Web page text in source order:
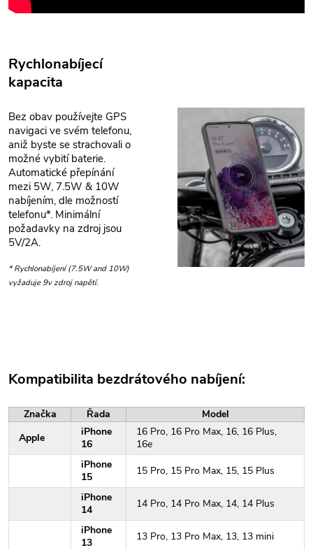
Rychlonabíjecí
kapacita
Bez obav používejte GPS
navigaci ve svém telefonu,
aniž byste se strachovali o
možné vybití baterie.
Automatické přepínání
mezi 5W, 7.5W & 10W
nabíjením, dle možností
telefonu*. Minimální
požadavky na zdroj jsou
5V/2A.
* Rychlonabíjení (7.5W and 10W)
vyžaduje 9v zdroj napětí.
Kompatibilita bezdrátového nabíjení:
Značka Řada
Model
Apple
iPhone
16
16 Pro, 16 Pro Max, 16, 16 Plus,
16e
iPhone
15
15 Pro, 15 Pro Max, 15, 15 Plus
iPhone
14
14 Pro, 14 Pro Max, 14, 14 Plus
iPhone
13
13 Pro, 13 Pro Max, 13, 13 mini